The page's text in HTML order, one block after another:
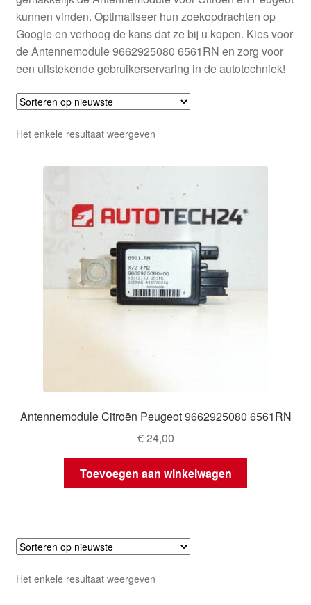
kunnen vinden. Optimaliseer hun zoekopdrachten op
Google en verhoog de kans dat ze bij u kopen. Kies voor
de Antennemodule 9662925080 6561RN en zorg voor
een uitstekende gebruikerservaring in de autotechniek!
Het enkele resultaat weergeven
Antennemodule Citroën Peugeot 9662925080 6561RN
€24,00
Toevoegen aan winkelwagen
Het enkele resultaat weergeven